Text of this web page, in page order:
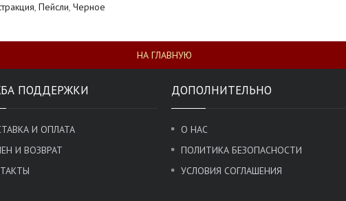
, Пейсли, Черное
НА ГЛАВНУЮ
ПОДДЕРЖКИ
И ОПЛАТА
И ВОЗВРАТ
ДОПОЛНИТЕЛЬНО
О НАС
ПОЛИТИКА БЕЗОПАСНОСТИ
УСЛОВИЯ СОГЛАШЕНИЯ